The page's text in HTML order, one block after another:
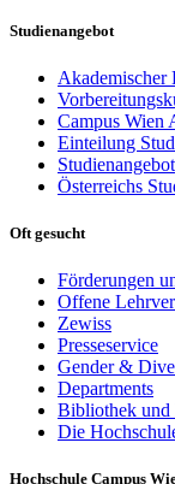
Studienangebot
Akademischer
Campus Wien
Einteilung
Studienangebot
Österreichs
Oft gesucht
Förderungen
Offene
Zewiss
Presseservice
Gender &
Departments
Bibliothek und
Die
Hochschule Campus